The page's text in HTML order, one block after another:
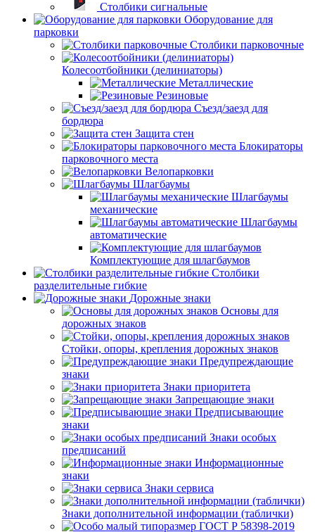
Столбики сигнальные
Оборудование для
парковки
Столбики парковочные
Колесоотбойники (делиниаторы)
Металлические
Резиновые
Съезд/заезд для
бордюра
Защита стен
Блокираторы
парковочного места
Велопарковки
Шлагбаумы
Шлагбаумы
механические
Шлагбаумы
автоматические
Комплектующие для шлагбаумов
Столбики
разделительные гибкие
Дорожные знаки
Основы для
дорожных знаков
Стойки, опоры, крепления дорожных знаков
Предупреждающие
знаки
Знаки приоритета
Запрещающие знаки
Предписывающие
знаки
Знаки особых
предписаний
Информационные
знаки
Знаки сервиса
Знаки дополнительной информации (таблички)